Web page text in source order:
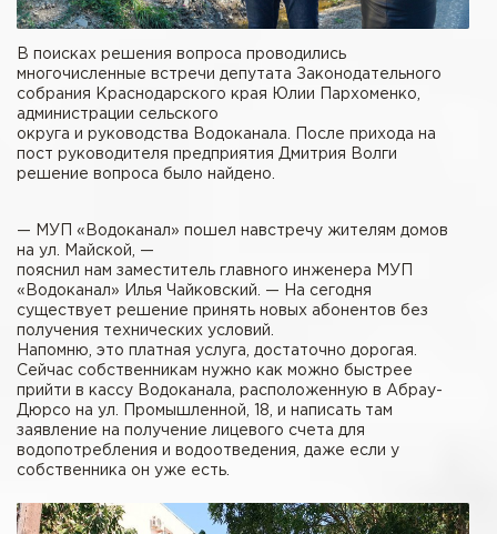
В поисках решения вопроса проводились
многочисленные встречи депутата Законодательного
собрания Краснодарского края Юлии Пархоменко,
администрации сельского
округа и руководства Водоканала. После прихода на
пост руководителя предприятия Дмитрия Волги
решение вопроса было найдено.
— МУП «Водоканал» пошел навстречу жителям домов
на ул. Майской, —
пояснил нам заместитель главного инженера МУП
«Водоканал» Илья Чайковский. — На сегодня
существует решение принять новых абонентов без
получения технических условий.
Напомню, это платная услуга, достаточно дорогая.
Сейчас собственникам нужно как можно быстрее
прийти в кассу Водоканала, расположенную в Абрау-
Дюрсо на ул. Промышленной, 18, и написать там
заявление на получение лицевого счета для
водопотребления и водоотведения, даже если у
собственника он уже есть.